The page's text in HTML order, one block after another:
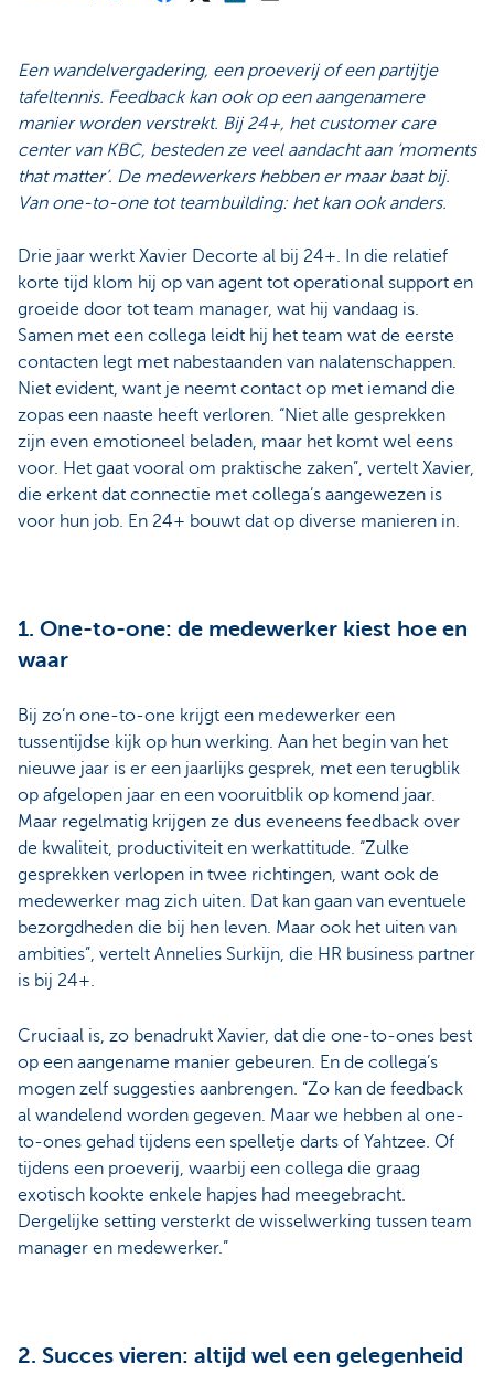
Een wandelvergadering, een proeverij of een partijtje
tafeltennis. Feedback kan ook op een aangenamere
manier worden verstrekt. Bij 24+, het customer care
center van KBC, besteden ze veel aandacht aan ‘moments
that matter’. De medewerkers hebben er maar baat bij.
Van one-to-one tot teambuilding: het kan ook anders.
Drie jaar werkt Xavier Decorte al bij 24+. In die relatief
korte tijd klom hij op van agent tot operational support en
groeide door tot team manager, wat hij vandaag is.
Samen met een collega leidt hij het team wat de eerste
contacten legt met nabestaanden van nalatenschappen.
Niet evident, want je neemt contact op met iemand die
zopas een naaste heeft verloren. “Niet alle gesprekken
zijn even emotioneel beladen, maar het komt wel eens
voor. Het gaat vooral om praktische zaken”, vertelt Xavier,
die erkent dat connectie met collega’s aangewezen is
voor hun job. En 24+ bouwt dat op diverse manieren in.
1. One-to-one: de medewerker kiest hoe en
waar
Bij zo’n one-to-one krijgt een medewerker een
tussentijdse kijk op hun werking. Aan het begin van het
nieuwe jaar is er een jaarlijks gesprek, met een terugblik
op afgelopen jaar en een vooruitblik op komend jaar.
Maar regelmatig krijgen ze dus eveneens feedback over
de kwaliteit, productiviteit en werkattitude. “Zulke
gesprekken verlopen in twee richtingen, want ook de
medewerker mag zich uiten. Dat kan gaan van eventuele
bezorgdheden die bij hen leven. Maar ook het uiten van
ambities”, vertelt Annelies Surkijn, die HR business partner
is bij 24+.
Cruciaal is, zo benadrukt Xavier, dat die one-to-ones best
op een aangename manier gebeuren. En de collega’s
mogen zelf suggesties aanbrengen. “Zo kan de feedback
al wandelend worden gegeven. Maar we hebben al one-
to-ones gehad tijdens een spelletje darts of Yahtzee. Of
tijdens een proeverij, waarbij een collega die graag
exotisch kookte enkele hapjes had meegebracht.
Dergelijke setting versterkt de wisselwerking tussen team
manager en medewerker.”
2. Succes vieren: altijd wel een gelegenheid